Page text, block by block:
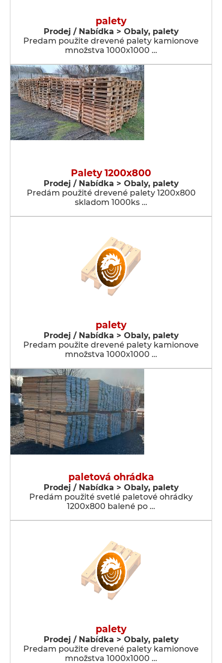
palety
Prodej / Nabídka > Obaly, palety
Predam použite drevené palety kamionove
množstva 1000x1000 …
Palety 1200x800
Prodej / Nabídka > Obaly, palety
Predám použité drevené palety 1200x800
skladom 1000ks …
palety
Prodej / Nabídka > Obaly, palety
Predam použite drevené palety kamionove
množstva 1000x1000 …
paletová ohrádka
Prodej / Nabídka > Obaly, palety
Predám použité svetlé paletové ohrádky
1200x800 balené po …
palety
Prodej / Nabídka > Obaly, palety
Predam použite drevené palety kamionove
množstva 1000x1000 …